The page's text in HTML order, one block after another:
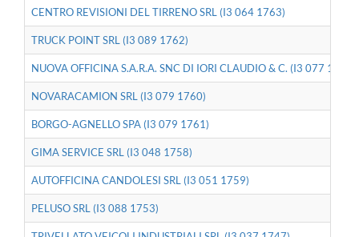
CENTRO REVISIONI DEL TIRRENO SRL (I3 064 1763)
TRUCK POINT SRL (I3 089 1762)
NUOVA OFFICINA S.A.R.A. SNC DI IORI CLAUDIO & C. (I3 077 1764)
NOVARACAMION SRL (I3 079 1760)
BORGO-AGNELLO SPA (I3 079 1761)
GIMA SERVICE SRL (I3 048 1758)
AUTOFFICINA CANDOLESI SRL (I3 051 1759)
PELUSO SRL (I3 088 1753)